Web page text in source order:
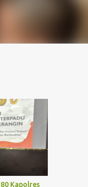
Kapolres